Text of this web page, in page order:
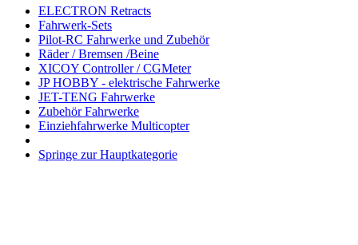
ELECTRON Retracts
Fahrwerk-Sets
Pilot-RC Fahrwerke und Zubehör
Räder / Bremsen /Beine
XICOY Controller / CGMeter
JP HOBBY - elektrische Fahrwerke
JET-TENG Fahrwerke
Zubehör Fahrwerke
Einziehfahrwerke Multicopter
Springe zur Hauptkategorie